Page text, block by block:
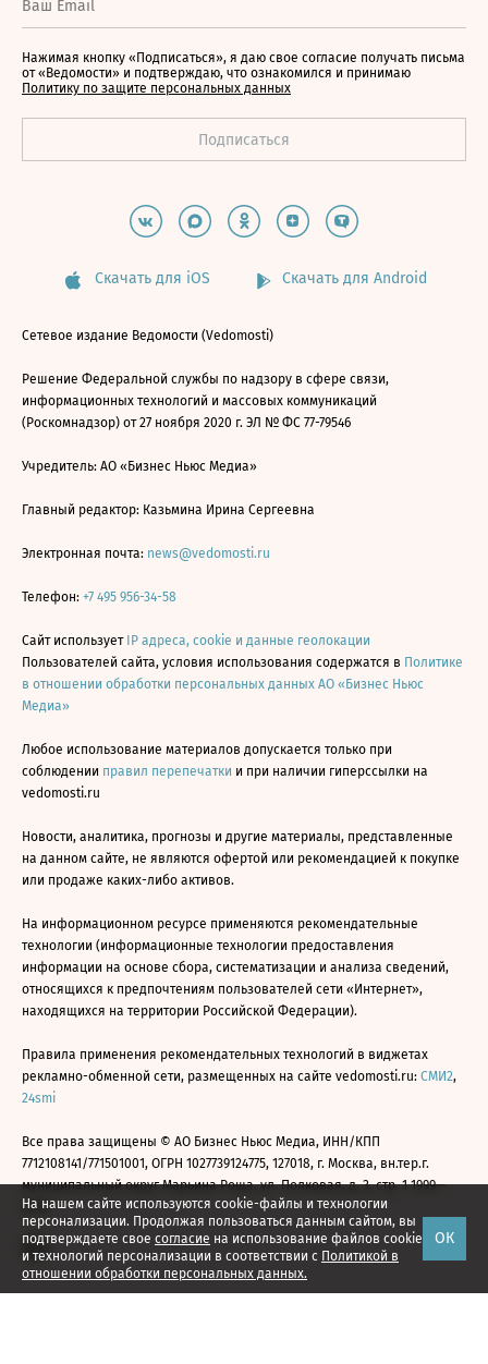
На нашем сайте используются cookie-файлы и технологии
персонализации. Продолжая пользоваться данным сайтом, вы
подтверждаете свое согласие на использование файлов cookie
и технологий персонализации в соответствии с Политикой в
отношении обработки персональных данных.
ОК
Нажимая кнопку «Подписаться», я даю свое согласие получать письма
от «Ведомости» и подтверждаю, что ознакомился и принимаю
Политику по защите персональных данных
Скачать для iOS Скачать для Android
Сетевое издание Ведомости (Vedomosti)
Решение Федеральной службы по надзору в сфере связи,
информационных технологий и массовых коммуникаций
(Роскомнадзор) от 27 ноября 2020 г. ЭЛ № ФС 77-79546
Учредитель: АО «Бизнес Ньюс Медиа»
Главный редактор: Казьмина Ирина Сергеевна
Электронная почта: news@vedomosti.ru
Телефон: +7 495 956-34-58
Сайт использует IP адреса, cookie и данные геолокации
Пользователей сайта, условия использования содержатся в Политике
в отношении обработки персональных данных АО «Бизнес Ньюс
Медиа»
Любое использование материалов допускается только при
соблюдении правил перепечатки и при наличии гиперссылки на
vedomosti.ru
Новости, аналитика, прогнозы и другие материалы, представленные
на данном сайте, не являются офертой или рекомендацией к покупке
или продаже каких-либо активов.
На информационном ресурсе применяются рекомендательные
технологии (информационные технологии предоставления
информации на основе сбора, систематизации и анализа сведений,
относящихся к предпочтениям пользователей сети «Интернет»,
находящихся на территории Российской Федерации).
Правила применения рекомендательных технологий в виджетах
рекламно-обменной сети, размещенных на сайте vedomosti.ru: СМИ2,
24smi
Все права защищены © АО Бизнес Ньюс Медиа, ИНН/КПП
7712108141/771501001, ОГРН 1027739124775, 127018, г. Москва, вн.тер.г.
муниципальный округ Марьина Роща, ул. Полковая, д. 3, стр. 1 1999—
2026